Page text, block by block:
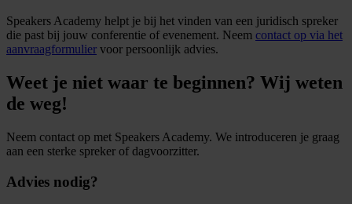
Speakers Academy helpt je bij het vinden van een juridisch spreker
die past bij jouw conferentie of evenement. Neem contact op via het
aanvraagformulier voor persoonlijk advies.
Weet je niet waar te beginnen? Wij weten
de weg!
Neem contact op met Speakers Academy. We introduceren je graag
aan een sterke spreker of dagvoorzitter.
Advies nodig?